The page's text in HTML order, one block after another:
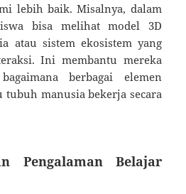
lebih baik. Misalnya, dalam
bisa melihat model 3D
atau sistem ekosistem yang
Ini membantu mereka
berbagai elemen
tubuh manusia bekerja secara
Pengalaman Belajar